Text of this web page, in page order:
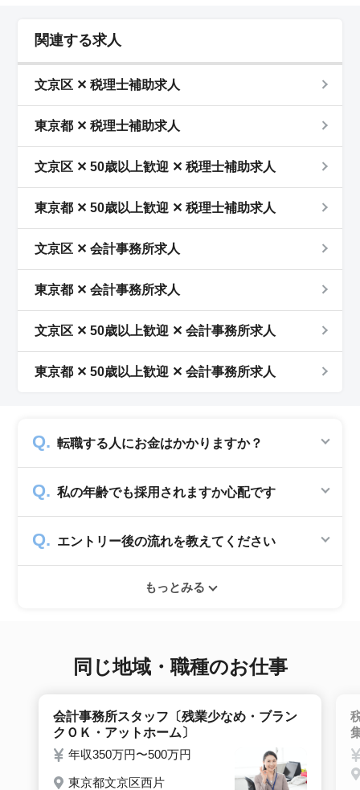
関連する求人
文京区 ✕ 税理士補助求人
東京都 ✕ 税理士補助求人
文京区 ✕ 50歳以上歓迎 ✕ 税理士補助求人
東京都 ✕ 50歳以上歓迎 ✕ 税理士補助求人
文京区 ✕ 会計事務所求人
東京都 ✕ 会計事務所求人
文京区 ✕ 50歳以上歓迎 ✕ 会計事務所求人
東京都 ✕ 50歳以上歓迎 ✕ 会計事務所求人
転職する人にお金はかかりますか？
していますので、転職希望者の方からは費用は
一切発生致しません。
私の年齢でも採用されますか心配です
業のみ掲載をしています。60代・70代以上の
就職実績も多数ありますので年齢に気負いせず
ぜひ紹介依頼へ進んでください。
エントリー後の流れを教えてください
ーとヒアリングのお時間を頂きます。その後希
もっとみる
同じ地域・職種のお仕事
会計事務所スタッフ〔残業少なめ・ブラン
クＯＫ・アットホーム〕
年収350万円〜500万円
東京都文京区西片